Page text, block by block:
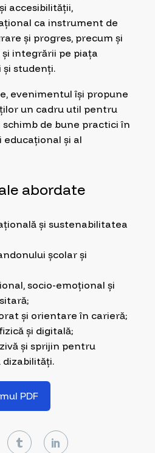
accesibilității,
ca instrument de
și progres, precum și
integrării pe piața
studenți.
evenimentul își propune
un cadru util pentru
de bune practici în
și al
abordate
și sustenabilitatea
școlar și
socio-emoțional și
și orientare în carieră;
și digitală;
și sprijin pentru
dizabilități.
PDF